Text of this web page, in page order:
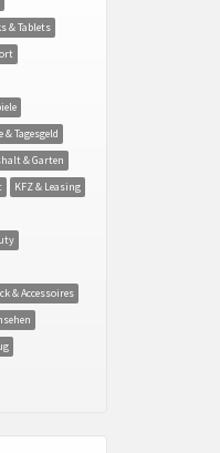
& Tablets
Tagesgeld
& Garten
KFZ & Leasing
& Accessoires